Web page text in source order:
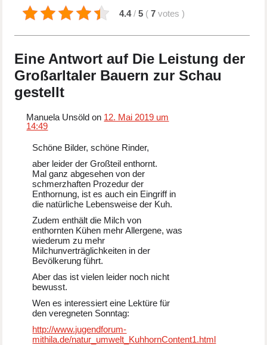
4.4 / 5 ( 7 votes)
Eine Antwort auf Die Leistung der
Großarltaler Bauern zur Schau
gestellt
Manuela Unsöld on 12. Mai 2019 um
14:49
Schöne Bilder, schöne Rinder,
aber leider der Großteil enthornt.
Mal ganz abgesehen von der
schmerzhaften Prozedur der
Enthornung, ist es auch ein Eingriff in
die natürliche Lebensweise der Kuh.
Zudem enthält die Milch von
enthornten Kühen mehr Allergene, was
wiederum zu mehr
Milchunverträglichkeiten in der
Bevölkerung führt.
Aber das ist vielen leider noch nicht
bewusst.
Wen es interessiert eine Lektüre für
den veregneten Sonntag:
http://www.jugendforum-
mithila.de/natur_umwelt_KuhhornContent1.html